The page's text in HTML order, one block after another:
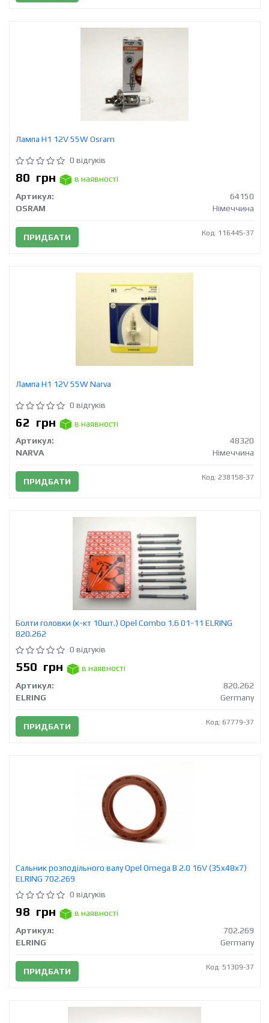
Лампа H1 12V 55W Osram
0 відгуків
80 грн
в наявності
Артикул:
64150
OSRAM
Німеччина
ПРИДБАТИ Код: 116445-37
Лампа H1 12V 55W Narva
0 відгуків
62 грн
в наявності
Артикул:
48320
NARVA
Німеччина
ПРИДБАТИ Код: 238158-37
Болти головки (к-кт 10шт.) Opel Combo 1.6 01-11 ELRING
820.262
0 відгуків
550 грн
в наявності
Артикул:
820.262
ELRING
Germany
ПРИДБАТИ Код: 67779-37
Сальник розподільного валу Opel Omega B 2.0 16V (35x48x7)
ELRING 702.269
0 відгуків
98 грн
в наявності
Артикул:
702.269
ELRING
Germany
ПРИДБАТИ Код: 51309-37